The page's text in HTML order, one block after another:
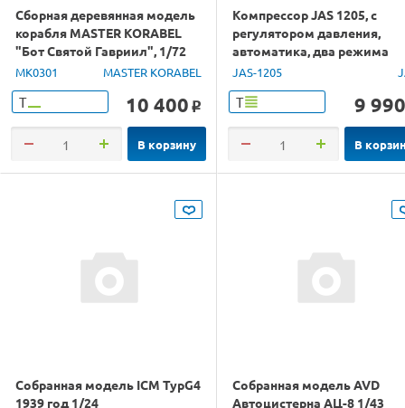
Сборная деревянная модель
корабля MASTER KORABEL
"Бот Святой Гавриил", 1/72
MK0301 MASTER KORABEL
Т 10 400 o
В корзину
Компрессор JAS 1205, с
регулятором давления,
автоматика, два режима
работы, два цилиндра
JAS-1205
Т 9 990
В
Собранная модель ICM TypG4
1939 год 1/24
Собранная модель AVD
Автоцистерна АЦ-8 1/43